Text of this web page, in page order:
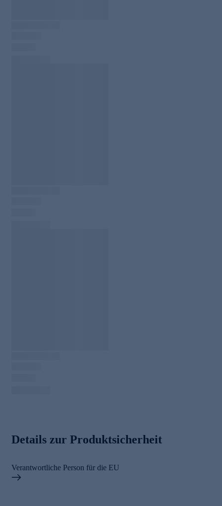
Details zur Produktsicherheit
Verantwortliche Person für die EU